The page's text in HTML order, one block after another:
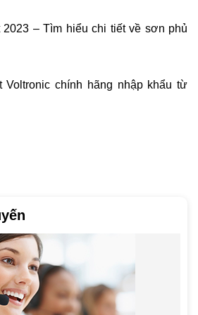
2023 – Tìm hiểu chi tiết về sơn phủ
Voltronic chính hãng nhập khẩu từ